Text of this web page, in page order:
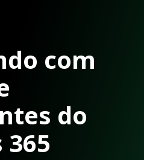
com
do